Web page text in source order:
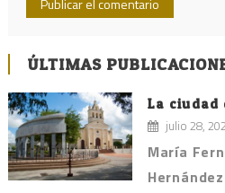
ÚLTIMAS
La ciudad
julio 28,
María
Hernández